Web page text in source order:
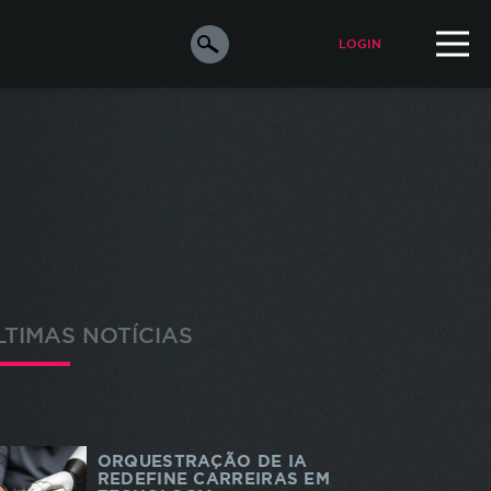
LOGIN
NOTÍCIAS
ORQUESTRAÇÃO DE IA
REDEFINE CARREIRAS EM